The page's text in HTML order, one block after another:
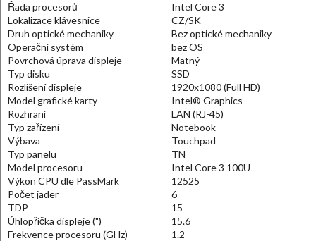
Řada procesorů
Intel Core 3
Lokalizace klávesnice
CZ/SK
Druh optické mechaniky
Bez optické mechaniky
Operační systém
bez OS
Povrchová úprava displeje
Matný
Typ disku
SSD
Rozlišení displeje
1920x1080 (Full HD)
Model grafické karty
Intel® Graphics
Rozhraní
LAN (RJ-45)
Typ zařízení
Notebook
Výbava
Touchpad
Typ panelu
TN
Model procesoru
Intel Core 3 100U
Výkon CPU dle PassMark
12525
Počet jader
6
TDP
15
Úhlopříčka displeje (")
15.6
Frekvence procesoru (GHz)
1.2